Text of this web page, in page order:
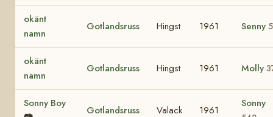
okänt
namn
Gotlandsruss Hingst 1961 Senny
okänt
namn
Gotlandsruss Hingst 1961 Molly
Sonny Boy
Gotlandsruss Valack 1961
Sonny